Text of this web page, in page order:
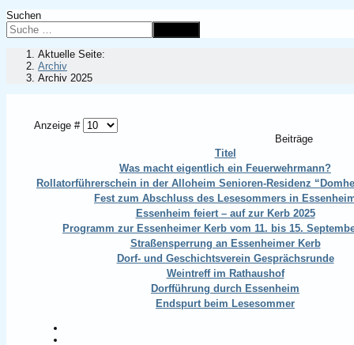
Suchen
Aktuelle Seite:
Archiv
Archiv 2025
Anzeige #
Beiträge
Titel
Was macht eigentlich ein Feuerwehrmann?
Rollatorführerschein in der Alloheim Senioren-Residenz
Fest zum Abschluss des Lesesommers in
Essenheim feiert – auf zur Kerb 2025
Programm zur Essenheimer Kerb vom 11. bis 15.
Straßensperrung an Essenheimer Kerb
Dorf- und Geschichtsverein Gesprächsrunde
Weintreff im Rathaushof
Dorfführung durch Essenheim
Endspurt beim Lesesommer